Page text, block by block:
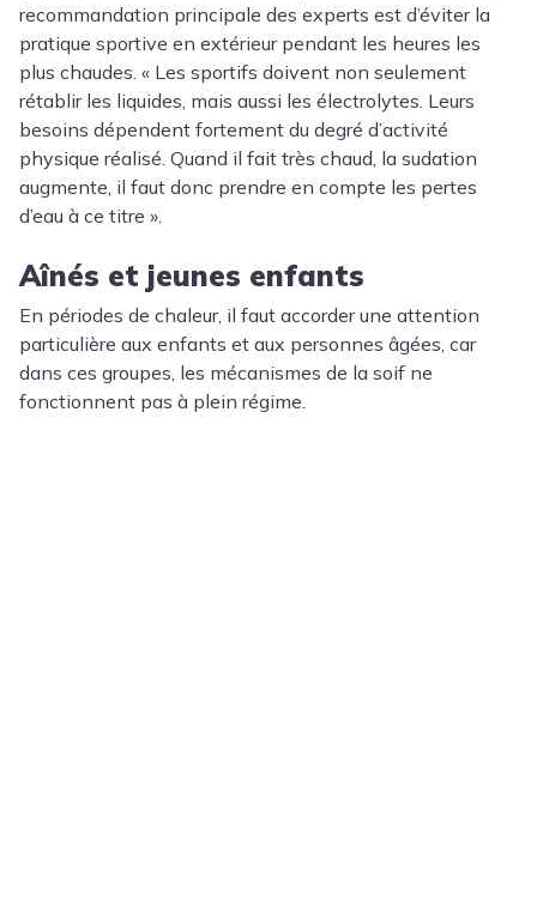
recommandation principale des experts est d’éviter la
pratique sportive en extérieur pendant les heures les
plus chaudes. « Les sportifs doivent non seulement
rétablir les liquides, mais aussi les électrolytes. Leurs
besoins dépendent fortement du degré d’activité
physique réalisé. Quand il fait très chaud, la sudation
augmente, il faut donc prendre en compte les pertes
d’eau à ce titre ».
Aînés et jeunes enfants
En périodes de chaleur, il faut accorder une attention
particulière aux enfants et aux personnes âgées, car
dans ces groupes, les mécanismes de la soif ne
fonctionnent pas à plein régime.